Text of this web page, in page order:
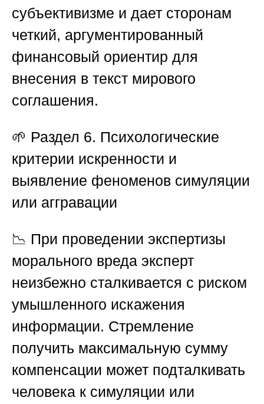
субъективизме и дает сторонам
четкий, аргументированный
финансовый ориентир для
внесения в текст мирового
соглашения.
🌱 Раздел 6. Психологические
критерии искренности и
выявление феноменов симуляции
или аггравации
📉 При проведении экспертизы
морального вреда эксперт
неизбежно сталкивается с риском
умышленного искажения
информации. Стремление
получить максимальную сумму
компенсации может подталкивать
человека к симуляции или